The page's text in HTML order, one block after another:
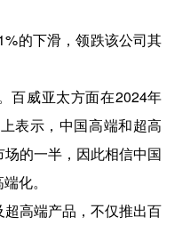
的下滑，领跌该公司其
百威亚太方面在2024年
表示，中国高端和超高
的一半，因此相信中国
化。
高端产品，不仅推出百